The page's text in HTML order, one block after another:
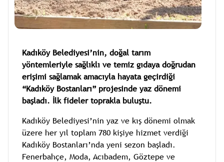
Kadıköy Belediyesi’nin, doğal tarım
yöntemleriyle sağlıklı ve temiz gıdaya doğrudan
erişimi sağlamak amacıyla hayata geçirdiği
“Kadıköy Bostanları” projesinde yaz dönemi
başladı. İlk fideler toprakla buluştu.
Kadıköy Belediyesi’nin yaz ve kış dönemi olmak
üzere her yıl toplam 780 kişiye hizmet verdiği
Kadıköy Bostanları’nda yeni sezon başladı.
Fenerbahçe, Moda, Acıbadem, Göztepe ve